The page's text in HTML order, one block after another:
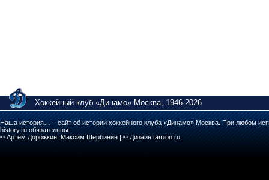
Хоккейный клуб «Динамо» Москва, 1946-2026
Наша история… – сайт об истории хоккейного клуба «Динамо» Москва. При любом
history.ru обязательны.
© Артем Дорожкин, Максим Щербинин | © Дизайн tamion.ru